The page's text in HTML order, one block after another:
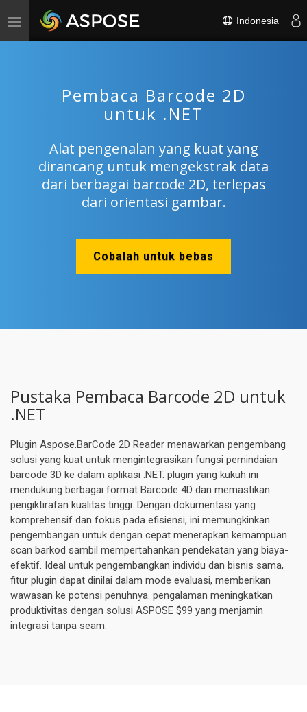
Toggle
Indonesia
Pembaca Barcode 2D
untuk .NET
Alat pengenalan yang kuat yang
dirancang untuk mengekstrak data
dari berbagai barcode 2D, terlepas
dari orientasi gambar.
Cobalah untuk bebas
Pustaka Pembaca Barcode 2D untuk
.NET
Plugin Aspose.BarCode 2D Reader menawarkan pengembang
solusi yang kuat untuk mengintegrasikan fungsi pemindaian
barcode 3D ke dalam aplikasi .NET. plugin yang kukuh ini
mendukung berbagai format Barcode 4D dan memastikan
pengiktirafan kualitas tinggi. Dengan dokumentasi yang
komprehensif dan fokus pada efisiensi, ini memungkinkan
pengembangan untuk dengan cepat menerapkan kemampuan
scan barkod sambil mempertahankan pendekatan yang biaya-
efektif. Ideal untuk pengembangkan individu dan bisnis sama,
fitur plugin dapat dinilai dalam mode evaluasi, memberikan
wawasan ke potensi penuhnya. pengalaman meningkatkan
produktivitas dengan solusi ASPOSE $99 yang menjamin
integrasi tanpa seam.